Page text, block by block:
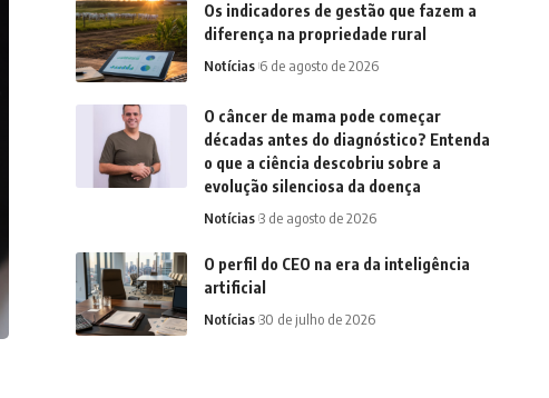
Os indicadores de gestão que fazem a
diferença na propriedade rural
Notícias 6 de agosto de 2026
O câncer de mama pode começar
décadas antes do diagnóstico? Entenda
o que a ciência descobriu sobre a
evolução silenciosa da doença
Notícias 3 de agosto de 2026
O perfil do CEO na era da inteligência
artificial
Notícias 30 de julho de 2026